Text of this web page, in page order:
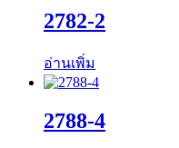
2782-2
อ่านเพิ่ม
2788-4